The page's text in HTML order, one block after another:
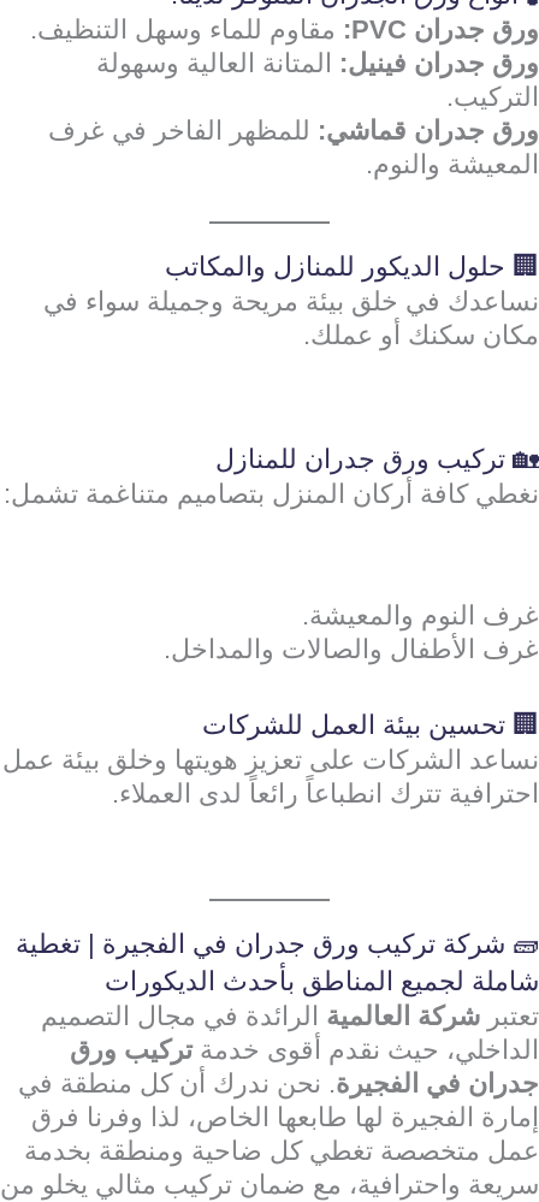
ورق جدران PVC:
مقاوم للماء وسهل التنظيف.
ورق جدران فينيل: المتانة العالية وسهولة
التركيب.
ورق جدران قماشي: للمظهر الفاخر في غرف
المعيشة والنوم.
🏢 حلول الديكور للمنازل والمكاتب
نساعدك في خلق بيئة مريحة وجميلة سواء في
مكان سكنك أو عملك.
🏡 تركيب ورق جدران للمنازل
نغطي كافة أركان المنزل بتصاميم متناغمة تشمل:
غرف النوم والمعيشة.
غرف الأطفال والصالات والمداخل.
🏢 تحسين بيئة العمل للشركات
نساعد الشركات على تعزيز هويتها وخلق بيئة عمل
احترافية تترك انطباعاً رائعاً لدى العملاء.
🧱 شركة تركيب ورق جدران في الفجيرة | تغطية
شاملة لجميع المناطق بأحدث الديكورات
تعتبر شركة العالمية الرائدة في مجال التصميم
الداخلي، حيث نقدم أقوى خدمةتركيب ورق
جدران في الفجيرة. نحن ندرك أن كل منطقة في
إمارة الفجيرة لها طابعها الخاص، لذا وفرنا فرق
عمل متخصصة تغطي كل ضاحية ومنطقة بخدمة
سريعة واحترافية، مع ضمان تركيب مثالي يخلو من